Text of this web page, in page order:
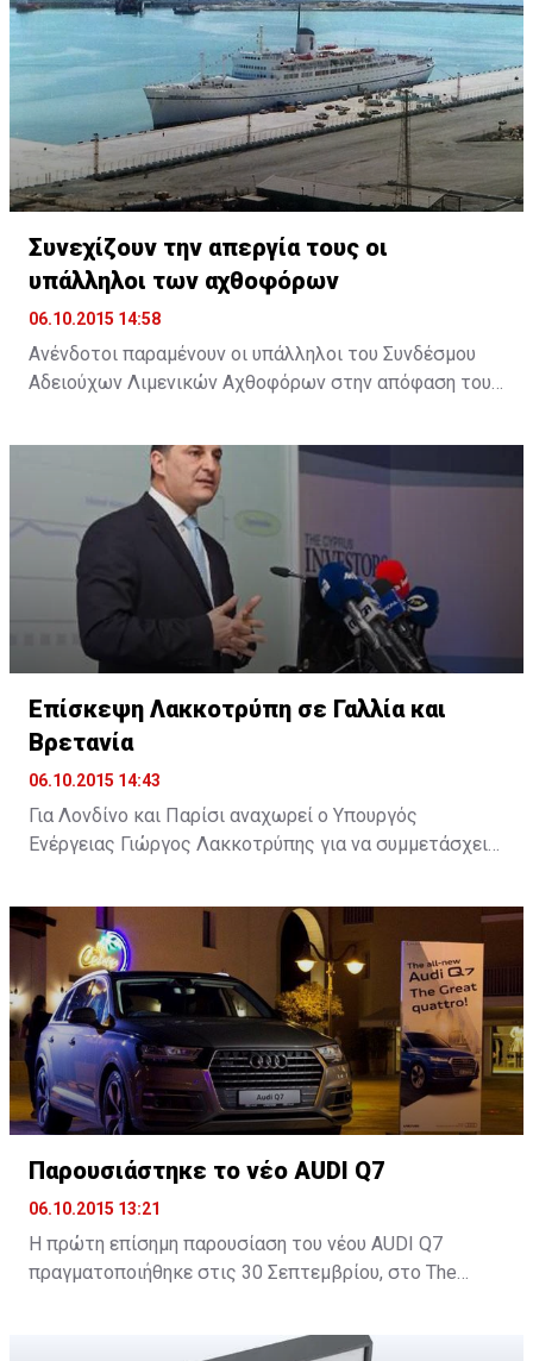
Ανδρέας Πουλλικάς. Παραλαμβάνοντας την Έκθεση, ο
Πρόεδρος Αναστασιάδης εξήρε το ρόλο του
Συμβουλίου και ανάλογων φορέων, σημειώνοντας ότι
θα υπάρχει ακόμη μεγαλύτερη αξιοποίηση του
επιστημονικού προσωπικού ...
Συνεχίζουν την απεργία τους οι
υπάλληλοι των αχθοφόρων
06.10.2015 14:58
Ανένδοτοι παραμένουν οι υπάλληλοι του Συνδέσμου
Αδειούχων Λιμενικών Αχθοφόρων στην απόφαση τους
άμεση καταβολή της αποζημίωσης που συμφωνήθηκε,
στο πλαίσιο της εμπορικοποίησης των υπηρεσιών του
λιμανιού.
Επίσκεψη Λακκοτρύπη σε Γαλλία και
Βρετανία
06.10.2015 14:43
Για Λονδίνο και Παρίσι αναχωρεί ο Υπουργός
Ενέργειας Γιώργος Λακκοτρύπης για να συμμετάσχει
επενδύσεων στην Κύπρο, ενώ θα έχει επαφές και με
εκπροσώπους ενεργειακών κολοσσών.
Παρουσιάστηκε το νέο AUDI Q7
06.10.2015 13:21
H πρώτη επίσημη παρουσίαση του νέου AUDI Q7
πραγματοποιήθηκε στις 30 Σεπτεμβρίου, στο Τhe
ευκαιρία να δουν από κοντά το νέο SUV της Audi.